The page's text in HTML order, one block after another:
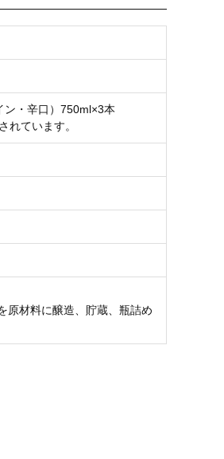
ン・辛口）750ml×3本
れています。
原材料に醸造、貯蔵、瓶詰め